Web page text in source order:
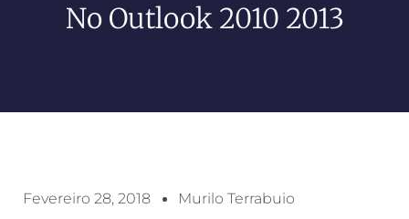
No Outlook 2010 2013
Fevereiro 28, 2018 Murilo Terrabuio